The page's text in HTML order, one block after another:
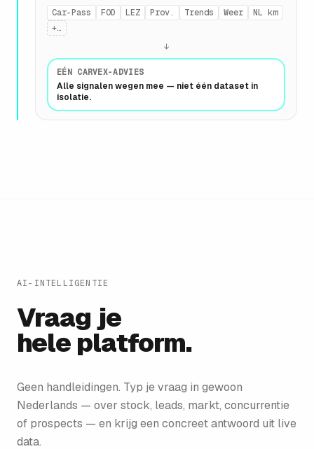
Car-Pass
FOD LEZ Prov. Trends Weer
NL km
+…
↓
EÉN CARVEX-ADVIES
Alle signalen wegen mee — niet één dataset in
isolatie.
AI-INTELLIGENTIE
Vraag je
hele platform.
Geen handleidingen. Typ je vraag in gewoon
Nederlands — over stock, leads, markt, concurrentie
of prospects — en krijg een concreet antwoord uit live
data.